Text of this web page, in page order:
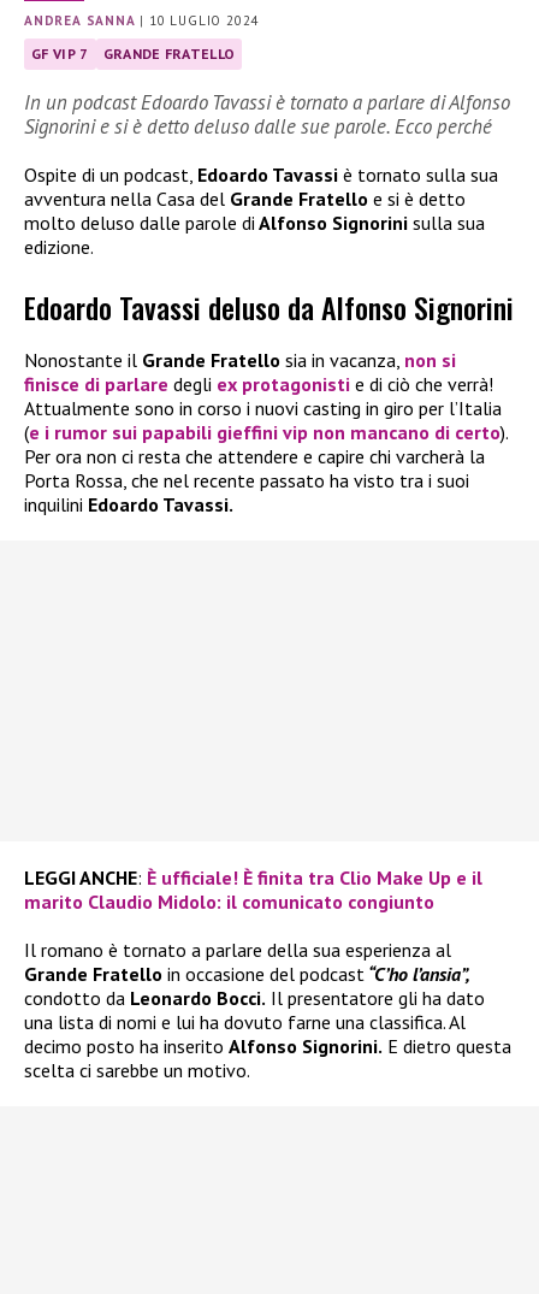
ANDREA SANNA | 10 LUGLIO 2024
GF VIP 7 GRANDE FRATELLO
In un podcast Edoardo Tavassi è tornato a parlare di Alfonso
Signorini e si è detto deluso dalle sue parole. Ecco perché
Ospite di un podcast, Edoardo Tavassi è tornato sulla sua
avventura nella Casa del Grande Fratello e si è detto
molto deluso dalle parole di Alfonso Signorini sulla sua
edizione.
Edoardo Tavassi deluso da Alfonso Signorini
Nonostante il Grande Fratello sia in vacanza, non si
finisce di parlare degli ex protagonisti e di ciò che verrà!
Attualmente sono in corso i nuovi casting in giro per l’Italia
(e i rumor sui papabili gieffini vip non mancano di certo).
Per ora non ci resta che attendere e capire chi varcherà la
Porta Rossa, che nel recente passato ha visto tra i suoi
inquilini Edoardo Tavassi.
LEGGI ANCHE: È ufficiale! È finita tra Clio Make Up e il
marito Claudio Midolo: il comunicato congiunto
Il romano è tornato a parlare della sua esperienza al
Grande Fratello in occasione del podcast “C’ho l’ansia”,
condotto da Leonardo Bocci. Il presentatore gli ha dato
una lista di nomi e lui ha dovuto farne una classifica. Al
decimo posto ha inserito Alfonso Signorini. E dietro questa
scelta ci sarebbe un motivo.